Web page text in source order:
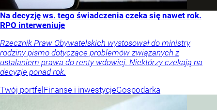
Na decyzję ws. tego świadczenia czeka się nawet rok.
RPO interweniuje
Rzecznik Praw Obywatelskich wystosował do ministry
rodziny pismo dotyczące problemów związanych z
ustalaniem prawa do renty wdowiej. Niektórzy czekają na
decyzję ponad rok.
Twój portfel Finanse i inwestycjeGospodarka